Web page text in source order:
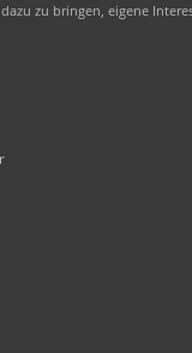
zu bringen, eigene